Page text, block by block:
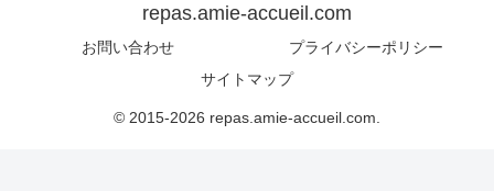
repas.amie-accueil.com
お問い合わせ
プライバシーポリシー
サイトマップ
© 2015-2026 repas.amie-accueil.com.